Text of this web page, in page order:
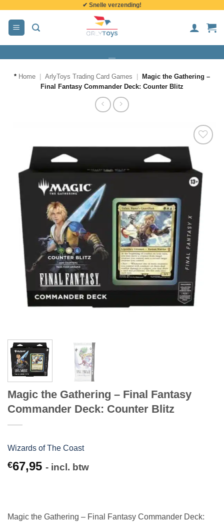
inhoud
✔ Snelle verzending!
* Home ArlyToys Trading Card Games
Magic the Gathering –
Final Fantasy Commander Deck: Counter Blitz
Magic the Gathering – Final Fantasy
Commander Deck: Counter Blitz
Wizards of The Coast
€67,95 - incl. btw
Magic the Gathering – Final Fantasy Commander Deck: